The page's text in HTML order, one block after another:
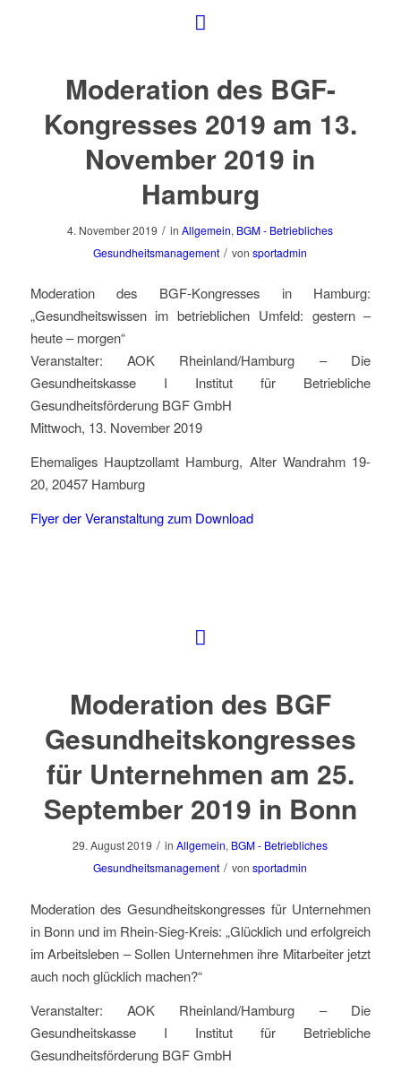
Moderation des BGF-
Kongresses 2019 am 13.
November 2019 in
Hamburg
4. November 2019 / inAllgemein, BGM - Betriebliches
Gesundheitsmanagement / vonsportadmin
Moderation des BGF-Kongresses in Hamburg:
„Gesundheitswissen im betrieblichen Umfeld: gestern –
heute – morgen“
Veranstalter: AOK Rheinland/Hamburg – Die
Gesundheitskasse I Institut für Betriebliche
Gesundheitsförderung BGF GmbH
Mittwoch, 13. November 2019
Ehemaliges Hauptzollamt Hamburg, Alter Wandrahm 19-
20, 20457 Hamburg
Flyer der Veranstaltung zum Download
Moderation des BGF
Gesundheitskongresses
für Unternehmen am 25.
September 2019 in Bonn
29. August 2019 / inAllgemein, BGM - Betriebliches
Gesundheitsmanagement / vonsportadmin
Moderation des Gesundheitskongresses für Unternehmen
in Bonn und im Rhein-Sieg-Kreis: „Glücklich und erfolgreich
im Arbeitsleben – Sollen Unternehmen ihre Mitarbeiter jetzt
auch noch glücklich machen?“
Veranstalter: AOK Rheinland/Hamburg – Die
Gesundheitskasse I Institut für Betriebliche
Gesundheitsförderung BGF GmbH